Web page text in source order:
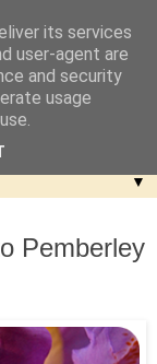
▼
Pemberley
its services
user-agent are
and security
usage